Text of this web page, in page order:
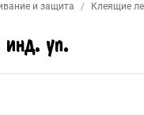
и защита
Клеящие
уп.